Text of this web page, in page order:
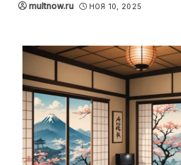
multnow.ru НОЯ 10, 2025